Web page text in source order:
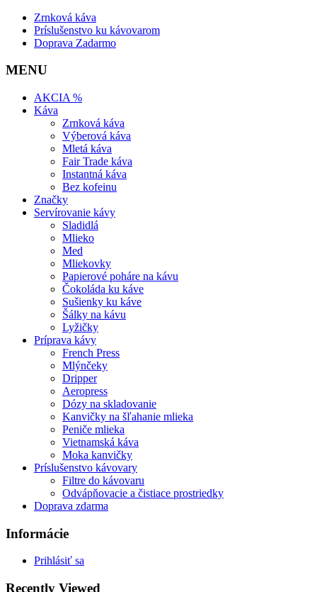
Zrnková káva
Príslušenstvo ku kávovarom
Doprava Zadarmo
MENU
AKCIA %
Káva
Zrnková káva
Výberová káva
Mletá káva
Fair Trade káva
Instantná káva
Bez kofeinu
Značky
Servírovanie kávy
Sladidlá
Mlieko
Med
Mliekovky
Papierové poháre na kávu
Čokoláda ku káve
Sušienky ku káve
Šálky na kávu
Lyžičky
Príprava kávy
French Press
Mlýnčeky
Dripper
Aeropress
Dózy na skladovanie
Kanvičky na šľahanie mlieka
Peniče mlieka
Vietnamská káva
Moka kanvičky
Príslušenstvo kávovary
Filtre do kávovaru
Odvápňovacie a čistiace prostriedky
Doprava zdarma
Informácie
Prihlásiť sa
Recently Viewed